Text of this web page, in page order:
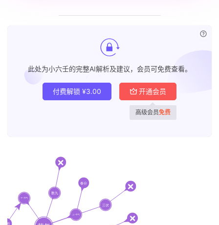
此处为小六壬的完整AI解析及建议，会员可免费查看。
付费解锁 ¥3.00 开通会员
高级会员免费